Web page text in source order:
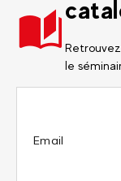
le